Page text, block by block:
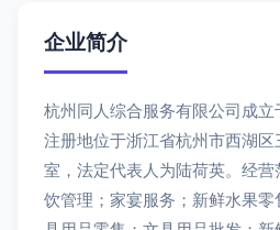
企业简介
杭州同人综合服务有限公司成
注册地位于浙江省杭州市西湖
室，法定代表人为陆荷英。经
饮管理；家宴服务；新鲜水果